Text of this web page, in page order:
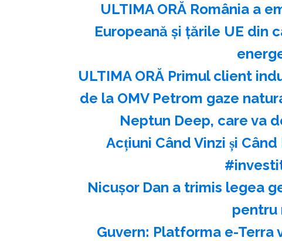
ULTIMA ORĂ România a
Europeană și țările UE din
ULTIMA ORĂ Primul client
de la OMV Petrom gaze
Neptun Deep, care va
Acțiuni Când Vinzi și
Nicuşor Dan a trimis legea
pentru
Guvern: Platforma e-